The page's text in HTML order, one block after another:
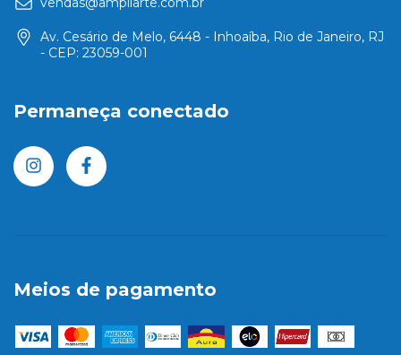
Av. Cesário de Melo, 6448 - Inhoaíba, Rio de Janeiro, RJ
- CEP: 23059-001
Permaneça conectado
Meios de pagamento